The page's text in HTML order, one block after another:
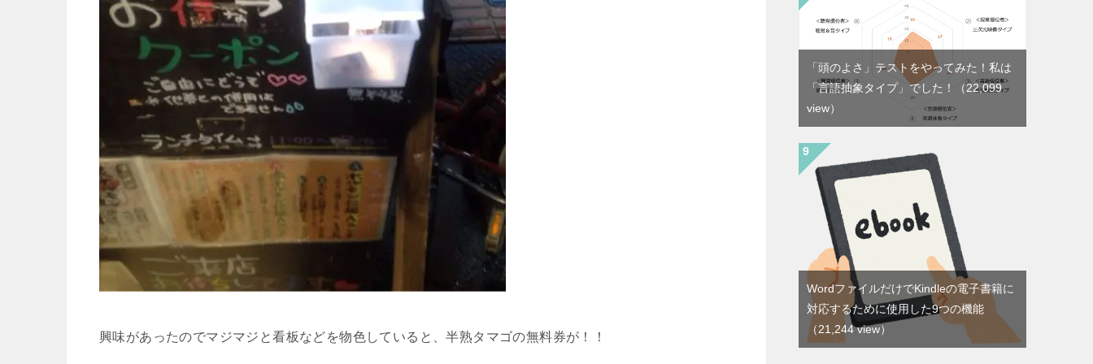
興味があったのでマジマジと看板などを物色していると、半熟タマゴの無料券が！！
「頭のよさ」テストをやってみた！私は
「言語抽象タイプ」でした！
（22,099
view）
WordファイルだけでKindleの電子書籍に
対応するために使用した9つの機能
（21,244 view）